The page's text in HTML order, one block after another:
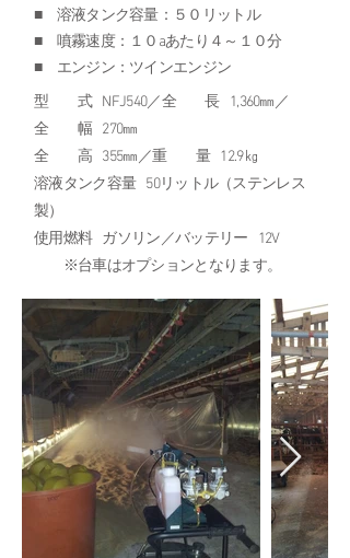
■ 溶液タンク容量：５０リットル
■ 噴霧速度：１０aあたり４～１０分
■ エンジン：ツインエンジン
型 式 NFJ540／全 長 1,360㎜／
全 幅 270㎜
全 高 355㎜／重 量 12.9㎏
溶液タンク容量 50リットル（ステンレス
製）
使用燃料 ガソリン／バッテリー 12V
※台車はオプションとなります。